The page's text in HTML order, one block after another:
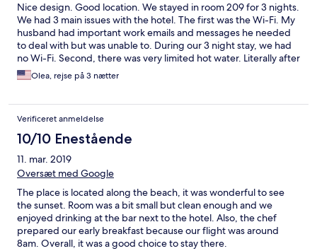
Nice design. Good location. We stayed in room 209 for 3 nights.
We had 3 main issues with the hotel. The first was the Wi-Fi. My
husband had important work emails and messages he needed
to deal with but was unable to. During our 3 night stay, we had
no Wi-Fi. Second, there was very limited hot water. Literally after
3 minutes of hot water, there was no more. So we basically
showered in cold water every night. Last issue was the drainage
be flooded for at least 15 minutes before draining. We told the
staff about the issues but nothing was dealt with. Our last night
there, no one came to clean the rooms. I'm usually let issues go
but this was just too many, it left a pretty bad impression for us.
Olea, rejse på 3 nætter
Verificeret anmeldelse
10/10 Enestående
11. mar. 2019
Oversæt med Google
The place is located along the beach, it was wonderful to see
the sunset. Room was a bit small but clean enough and we
enjoyed drinking at the bar next to the hotel. Also, the chef
prepared our early breakfast because our flight was around
8am. Overall, it was a good choice to stay there.